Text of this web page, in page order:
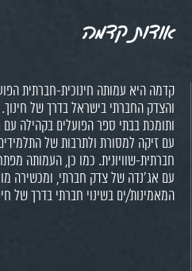
אודות קדמה
קדמה היא עמותה חינוכית-חברתית
והצדק החברתי בישראל בדרך של
ותומכת בבתי ספר הפועלים בקהילה עם
עם זיקה למסורת ולתרבות של
חברתית-שוויונית. כמו כן, העמותה
עם אג'נדה של צדק חברתי, ומכשירה
המאמינות/ים בשינוי חברתי בדרך של